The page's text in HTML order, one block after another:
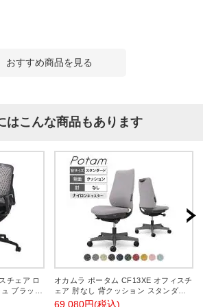
おすすめ商品を見る
はこんな商品もあります
チェア ロ
ブラック
オカムラ ポータム CF13XE オフィスチ
ェア 肘なし 背クッション スタンダー
ド ダークグレーボディ ランバー付 ナ
69,080円(税込)